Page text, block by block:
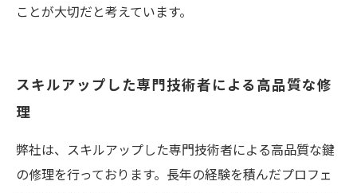
ことが大切だと考えています。
スキルアップした専門技術者による高品質な修
理
弊社は、スキルアップした専門技術者による高品質な鍵
の修理を行っております。長年の経験を積んだプロフェ